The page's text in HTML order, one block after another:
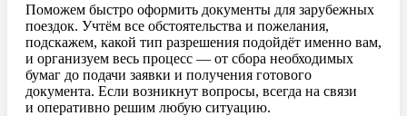
Поможем быстро оформить документы для зарубежных
поездок. Учтём все обстоятельства и пожелания,
подскажем, какой тип разрешения подойдёт именно вам,
и организуем весь процесс — от сбора необходимых
бумаг до подачи заявки и получения готового
документа. Если возникнут вопросы, всегда на связи
и оперативно решим любую ситуацию.